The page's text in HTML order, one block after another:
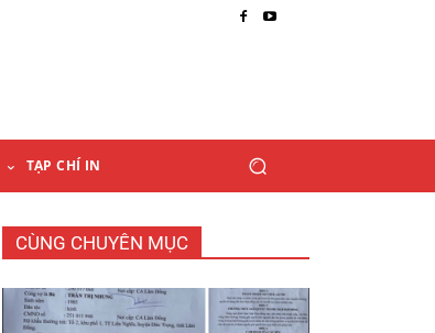
TẠP CHÍ IN
CÙNG CHUYÊN MỤC